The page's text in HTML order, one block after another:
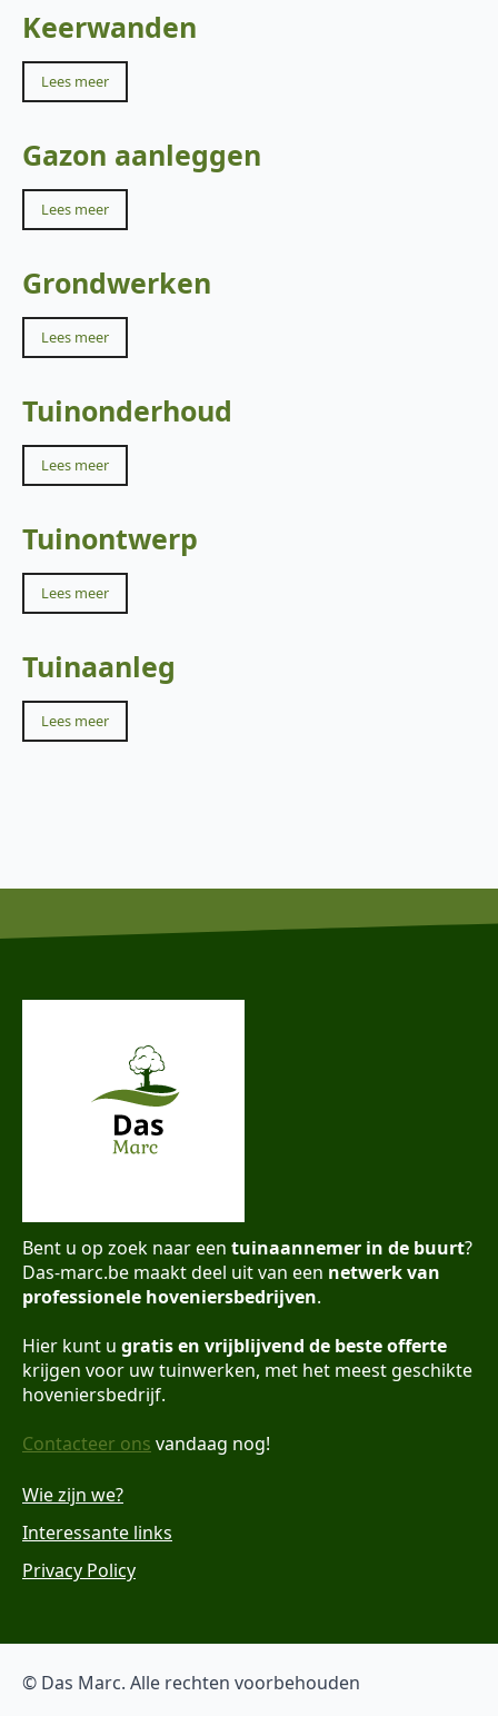
Keerwanden
Lees meer
Gazon aanleggen
Lees meer
Grondwerken
Lees meer
Tuinonderhoud
Lees meer
Tuinontwerp
Lees meer
Tuinaanleg
Lees meer
Bent u op zoek naar een tuinaannemer in de buurt?
Das-marc.be maakt deel uit van een netwerk van
professionele hoveniersbedrijven.
Hier kunt u gratis en vrijblijvend de beste offerte
krijgen voor uw tuinwerken, met het meest geschikte
hoveniersbedrijf.
Contacteer ons vandaag nog!
Wie zijn we?
Interessante links
Privacy Policy
© Das Marc. Alle rechten voorbehouden